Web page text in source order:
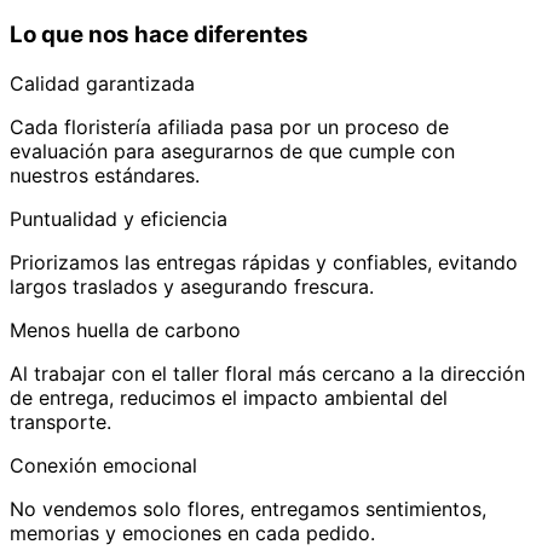
Lo que nos hace diferentes
Calidad garantizada
Cada floristería afiliada pasa por un proceso de
evaluación para asegurarnos de que cumple con
nuestros estándares.
Puntualidad y eficiencia
Priorizamos las entregas rápidas y confiables, evitando
largos traslados y asegurando frescura.
Menos huella de carbono
Al trabajar con el taller floral más cercano a la dirección
de entrega, reducimos el impacto ambiental del
transporte.
Conexión emocional
No vendemos solo flores, entregamos sentimientos,
memorias y emociones en cada pedido.